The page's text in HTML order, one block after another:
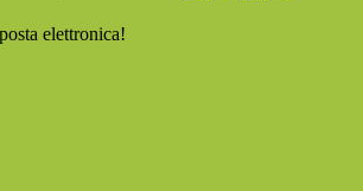
elettronica!